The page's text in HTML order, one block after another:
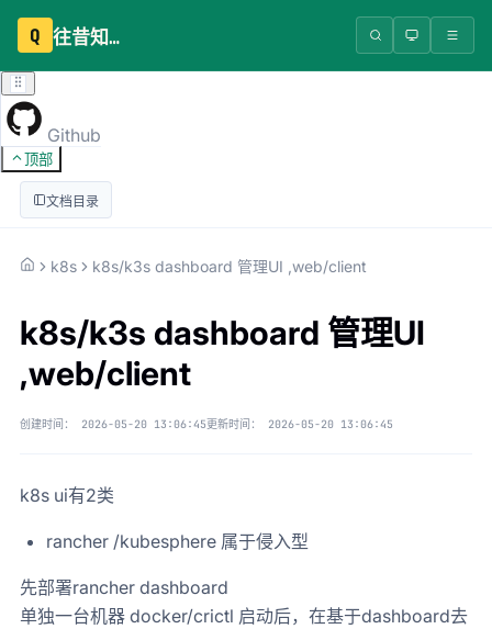
Q 往昔知识库
Github
顶部
文档目录
k8s k8s/k3s dashboard 管理UI ,web/client
k8s/k3s dashboard 管理UI
,web/client
创建时间： 2026-05-20 13:06:45更新时间： 2026-05-20 13:06:45
k8s ui有2类
rancher /kubesphere 属于侵入型
先部署rancher dashboard
单独一台机器 docker/crictl 启动后，在基于dashboard去